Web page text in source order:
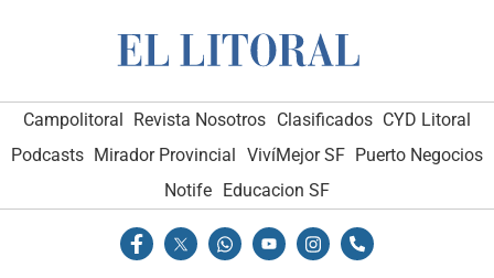
Campolitoral Revista Nosotros Clasificados CYD Litoral
Podcasts Mirador Provincial VivíMejor SF Puerto Negocios
Notife Educacion SF